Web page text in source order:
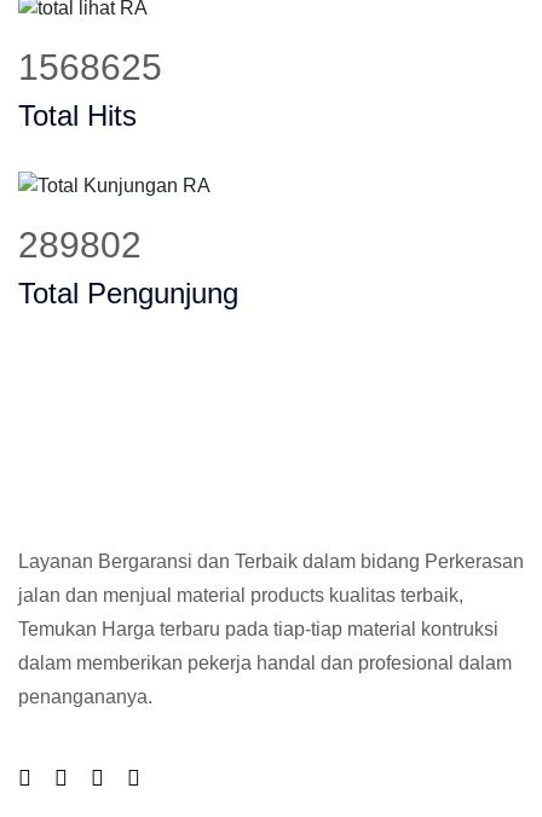
1937369
Total Hits
357928
Total Pengunjung
Layanan Bergaransi dan Terbaik dalam bidang Perkerasan
jalan dan menjual material products kualitas terbaik,
Temukan Harga terbaru pada tiap-tiap material kontruksi
dalam memberikan pekerja handal dan profesional dalam
penangananya.